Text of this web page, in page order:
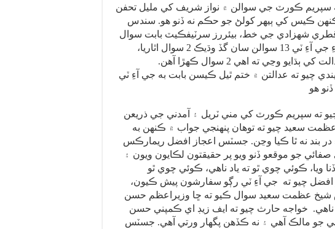
سپريم ڪورٽ جي سوالن ۾ نواز شريف کي مليل تحفن
ڪيس کي ٻيهر کولڻ جو حڪم نه ڏنو هو. سندس
شهزادي جي خط، بيئررز سرٽيفڪيٽ بابت سوال
پڇا ۽ جواب به گهريا ويا ها.جڏهن ته جي آءِ جي آءِ ٽي 13 سوالن سان گڏ وڌيڪ 2 سوال اٿاريا،
جنهن تي جسٽس عظمت سعيد چيو ته عدالت کي ٻڌايو وڃي ته اهي 2 سوال ڪهڙا آهن.
چيو ته عدالتن ۾ ختم ٿيل ڪيسن بابت به جي آءِ ٽي
ته سپريم ڪورٽ کي مني ٽريل ۽ آمدني جي ذريعن
سعيد چيو ته توهان پنهنجي جواب ۾ ڪنهن به
در بند نه ٿا ڪيا وڃن. جسٽس اعجاز افضل ريمارڪس
جو موقعو ڏنو ويو پر حقيقتون لڪايون ويون ۽
ويا، ڪوئي چوي ٿو ته ياد ناهي، ڪوئي چوي ٿو
افضل چيو ته جي آءِ ٽي رڳو سفارشون پيش ڪيون،
شيخ عظمت سعيد سوال ڪيو ته ڇا وزيراعظم حسن
خواجه حارث چيو ته ايف زيڊ اي ڪمپني حسن
جو مالڪ آهي ۽ نه ڪڏهن پگهار ورتي آهي. جسٽس